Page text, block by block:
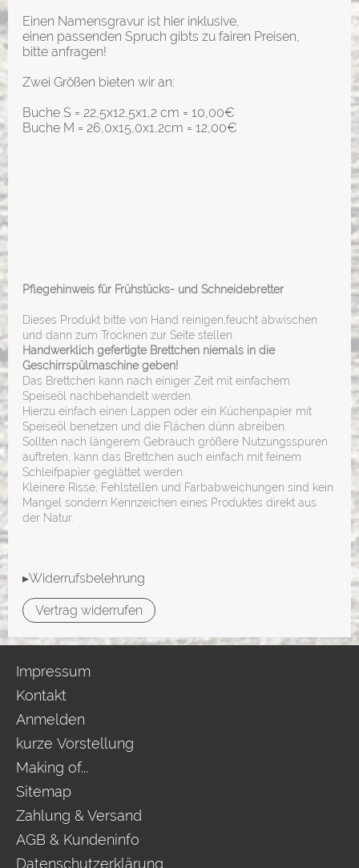
Einen Namensgravur ist hier inklusive,
einen passenden Spruch gibts zu fairen Preisen,
bitte anfragen!
Zwei Größen bieten wir an:
Buche S = 22,5x12,5x1,2 cm = 10,00€
Buche M = 26,0x15,0x1,2cm = 12,00€
Pflegehinweis für Frühstücks- und Schneidebretter
Dieses Produkt bitte von Hand reinigen,feucht abwischen
und dann zum Trocknen zur Seite stellen.
Handwerklich gefertigte Brettchen niemals in die
Geschirrspülmaschine geben!
Das Brettchen kann nach einiger Zeit mit einfachem
Speiseöl nachbehandelt werden.
Hierzu einfach einen Lappen oder ein Küchenpapier mit
Speiseöl benetzen und die Flächen dünn abreiben.
Sollten nach längerem Gebrauch größere Nutzungsspuren
auftreten, kann das Brettchen auch einfach mit feinem
Schleifpapier geglättet werden.
Kleinere Risse, Fehlstellen und Farbabweichungen sind kein
Mangel sondern Kennzeichen eines Produktes direkt aus
der Natur.
▸Widerrufsbelehrung
Vertrag widerrufen
Impressum
Kontakt
Anmelden
kurze Vorstellung
Making of...
Sitemap
Zahlung & Versand
AGB & Kundeninfo
Datenschutzerklärung